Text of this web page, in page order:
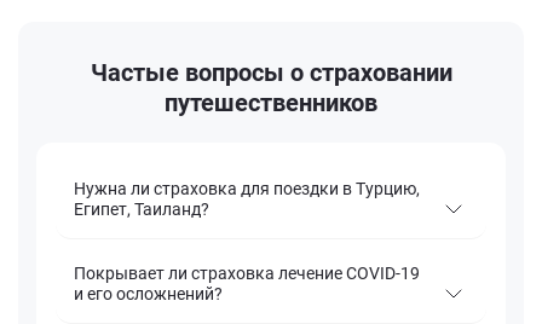
Частые вопросы о страховании
путешественников
Нужна ли страховка для поездки в Турцию,
Египет, Таиланд?
Покрывает ли страховка лечение COVID-19
и его осложнений?